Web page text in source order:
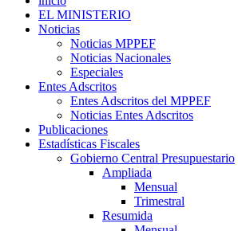
EL MINISTERIO
Noticias
Noticias MPPEF
Noticias Nacionales
Especiales
Entes Adscritos
Entes Adscritos del MPPEF
Noticias Entes Adscritos
Publicaciones
Estadísticas Fiscales
Gobierno Central Presupuestario
Ampliada
Mensual
Trimestral
Resumida